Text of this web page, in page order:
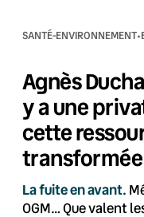
SANTÉ-ENVIRONNEMENT·
Agnès
y a une
cette
La fuite en avant.
OGM… Que valent